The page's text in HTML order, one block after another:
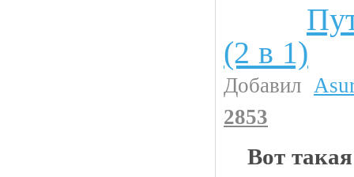
(2 в 1)
Добавил
2853
Вот